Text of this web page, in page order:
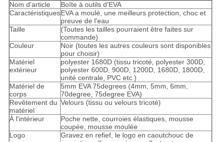
Nom d'article
Boîte à outils d'EVA
CaractéristiquesEVA a moulé, une meilleurs protection, choc et
preuve de l'eau
Taille
(Toutes les tailles pourraient être faites sur
commande)
Couleur
Noir (toutes les autres couleurs sont disponibles
pour choisir)
Matériel
extérieur
polyester 1680D (tissu tricoté, polyester 300D,
polyester 600D, 900D, 1200D, 1680D, 1800D,
unité centrale, PVC etc.)
Matériel de
corps
5mm EVA 75degrees (4mm, 5mm, 6mm,
70degree, 75degree EVA)
Revêtement du
matériel
Velours (tissu ou velours tricoté)
À l'intérieur
Poche nette, courroies élastiques, mousse
coupée, mousse moulée
Logo
Gravez en refief, le logo en caoutchouc de